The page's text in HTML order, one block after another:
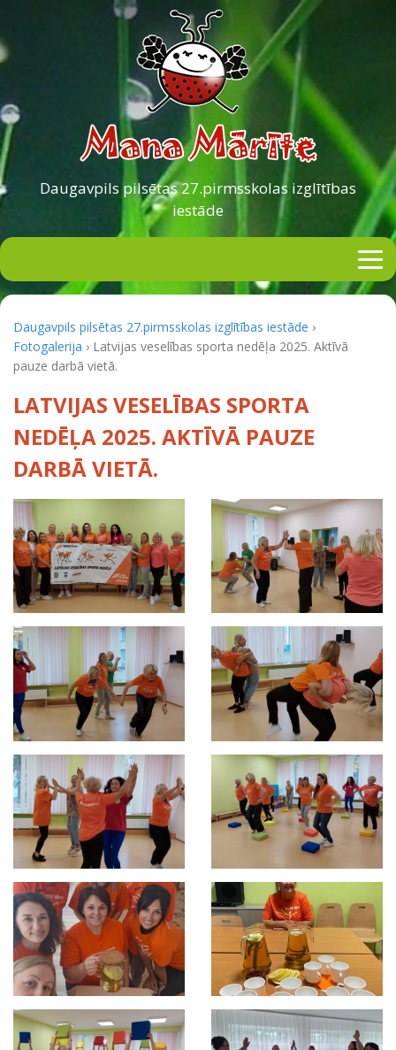
Daugavpils pilsētas27.pirmsskolas izglītības
iestāde
Daugavpils pilsētas 27.pirmsskolas izglītības iestāde ›
Fotogalerija › Latvijas veselības sporta nedēļa 2025. Aktīvā
pauze darbā vietā.
LATVIJAS VESELĪBAS SPORTA
NEDĒĻA 2025. AKTĪVĀ PAUZE
DARBĀ VIETĀ.